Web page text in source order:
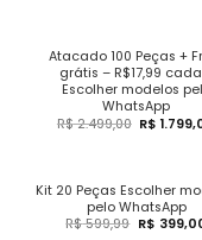
Atacado 100 Peças +
grátis – R$17,99
Escolher modelos
WhatsApp
R$2.499,00 R$
Kit 20 Peças Escolher
pelo WhatsApp
R$599,99 R$